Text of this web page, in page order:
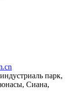
парк,
Сиана,